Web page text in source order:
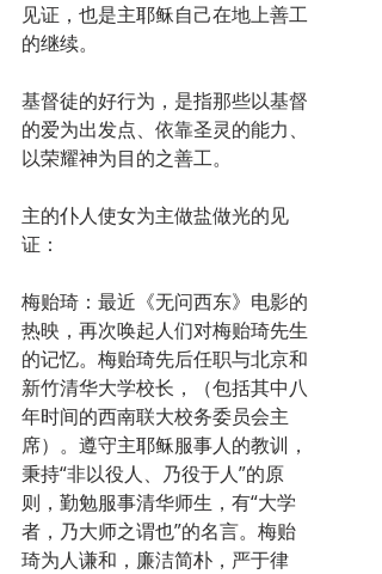
见证，也是主耶稣自己在地上善工
的继续。
基督徒的好行为，是指那些以基督
的爱为出发点、依靠圣灵的能力、
以荣耀神为目的之善工。
主的仆人使女为主做盐做光的见
证：
梅贻琦：最近《无问西东》电影的
热映，再次唤起人们对梅贻琦先生
的记忆。梅贻琦先后任职与北京和
新竹清华大学校长，（包括其中八
年时间的西南联大校务委员会主
席）。遵守主耶稣服事人的教训，
秉持“非以役人、乃役于人”的原
则，勤勉服事清华师生，有“大学
者，乃大师之谓也”的名言。梅贻
琦为人谦和，廉洁简朴，严于律